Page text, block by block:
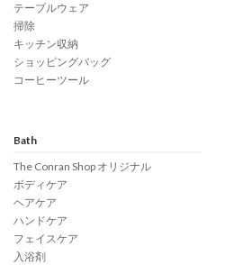
テーブルウェア
掃除
キッチン収納
ショッピングバッグ
コーヒーツール
Bath
The Conran Shop オリジナル
ボディケア
ヘアケア
ハンドケア
フェイスケア
入浴剤